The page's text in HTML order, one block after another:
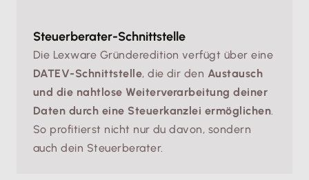
Steuerberater-Schnittstelle
Die Lexware Gründeredition verfügt über eine
DATEV-Schnittstelle, die dir den Austausch
und die nahtlose Weiterverarbeitung deiner
Daten durch eine Steuerkanzlei ermöglichen.
So profitierst nicht nur du davon, sondern
auch dein Steuerberater.